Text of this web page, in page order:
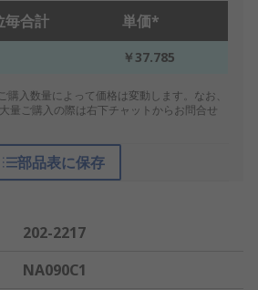
毎合計 単価*
￥37.785
入数量によって価格は変動します。なお、
量ご購入の際は右下チャットからお問合せ
部品表に保存
202-2217
NA090C1